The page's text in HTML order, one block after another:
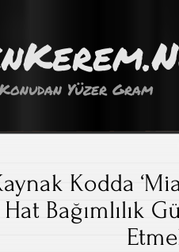
Yüzer Gram
Kodda
Hat Bağımlılık